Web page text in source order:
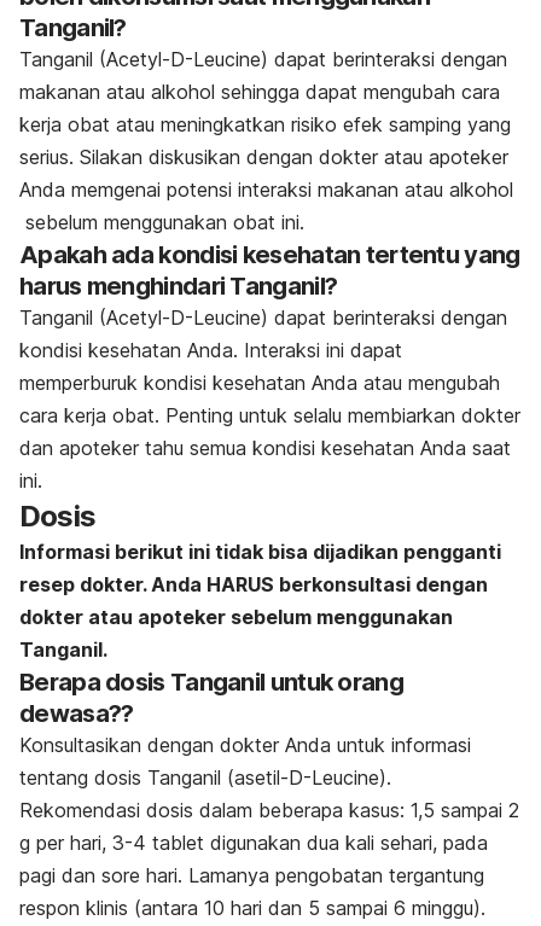
Tanganil?
Tanganil (Acetyl-D-Leucine) dapat berinteraksi dengan
makanan atau alkohol sehingga dapat mengubah cara
kerja obat atau meningkatkan risiko efek samping yang
serius. Silakan diskusikan dengan dokter atau apoteker
Anda memgenai potensi interaksi makanan atau alkohol
sebelum menggunakan obat ini.
Apakah ada kondisi kesehatan tertentu yang
harus menghindari Tanganil?
Tanganil (Acetyl-D-Leucine) dapat berinteraksi dengan
kondisi kesehatan Anda. Interaksi ini dapat
memperburuk kondisi kesehatan Anda atau mengubah
cara kerja obat. Penting untuk selalu membiarkan dokter
dan apoteker tahu semua kondisi kesehatan Anda saat
ini.
Dosis
Informasi berikut ini tidak bisa dijadikan pengganti
resep dokter. Anda HARUS berkonsultasi dengan
dokter atau apoteker sebelum menggunakan
Tanganil.
Berapa dosis Tanganil untuk orang
dewasa??
Konsultasikan dengan dokter Anda untuk informasi
tentang dosis Tanganil (asetil-D-Leucine).
Rekomendasi dosis dalam beberapa kasus: 1,5 sampai 2
g per hari, 3-4 tablet digunakan dua kali sehari, pada
pagi dan sore hari. Lamanya pengobatan tergantung
respon klinis (antara 10 hari dan 5 sampai 6 minggu).